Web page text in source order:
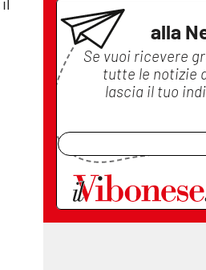
alla
Se vuoi ricevere
tutte le notizie
lascia il tuo